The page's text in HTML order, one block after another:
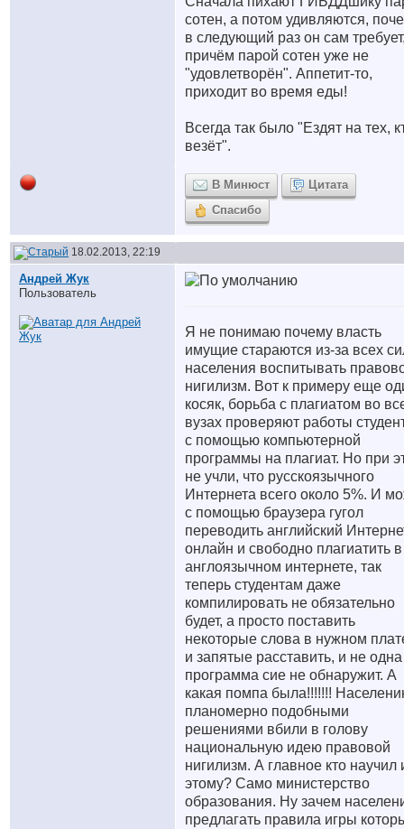
сотен, а потом удивляются,
в следующий раз он сам
причём парой сотен уже не
"удовлетворён". Аппетит-то,
приходит во время еды!
Всегда так было "Ездят на тех,
везёт".
В Минюст
Цитата
Спасибо
18.02.2013, 22:19
Андрей Жук
Пользователь
Я не понимаю почему власть
имущие стараются из-за всех
населения воспитывать
нигилизм. Вот к примеру еще
косяк, борьба с плагиатом во
вузах проверяют работы
с помощью компьютерной
программы на плагиат. Но при
не учли, что русскоязычного
Интернета всего около 5%. И
с помощью браузера гугол
переводить английский
онлайн и свободно плагиатить в
англоязычном интернете, так
теперь студентам даже
компилировать не обязательно
будет, а просто поставить
некоторые слова в нужном
и запятые расставить, и не одна
программа сие не обнаружит. А
какая помпа была!!!!!!!
планомерно подобными
решениями вбили в голову
национальную идею правовой
нигилизм. А главное кто научил
этому? Само министерство
образования. Ну зачем
предлагать правила игры